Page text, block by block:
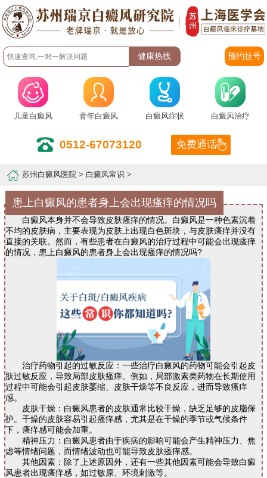
预约挂号
儿童白癜风 青年白癜风 白癜风症状 白癜风治疗
0512-67073120 免费通话
苏州白癜风医院 > 白癜风常识 >
患上白癜风的患者身上会出现瘙痒的情况吗
白癜风本身并不会导致皮肤瘙痒的情况。白癜风是一种色素沉着
不均的皮肤病，主要表现为皮肤上出现白色斑块，与皮肤瘙痒并没有
直接的关联。然而，有些患者在白癜风的治疗过程中可能会出现瘙痒
的情况，患上白癜风的患者身上会出现瘙痒的情况吗?
治疗药物引起的过敏反应：一些治疗白癜风的药物可能会引起皮
肤过敏反应，导致局部皮肤瘙痒。例如，局部激素类药物在长期使用
过程中可能会引起皮肤萎缩、皮肤干燥等不良反应，进而导致瘙痒
感。
皮肤干燥：白癜风患者的皮肤通常比较干燥，缺乏足够的皮脂保
护。干燥的皮肤容易引起瘙痒感，尤其是在干燥的季节或气候条件
下，瘙痒感可能会加重。
精神压力：白癜风患者由于疾病的影响可能会产生精神压力、焦
虑等情绪问题，而情绪波动也可能导致皮肤瘙痒感。
其他因素：除了上述原因外，还有一些其他因素可能会导致白癜
风患者出现瘙痒感，如过敏原、环境刺激等。